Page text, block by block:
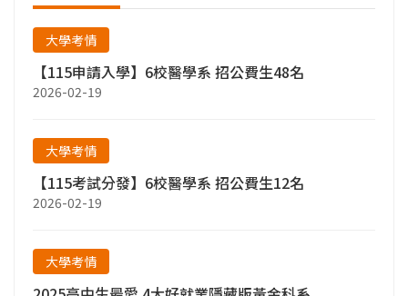
大學考情
【115申請入學】6校醫學系 招公費生48名
2026-02-19
大學考情
【115考試分發】6校醫學系 招公費生12名
2026-02-19
大學考情